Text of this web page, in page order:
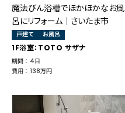
魔法びん浴槽でほかほかなお風
呂にリフォーム｜さいたま市
戸建て お風呂
1F浴室：TOTO サザナ
期間 ： 4日
費用 ： 138万円